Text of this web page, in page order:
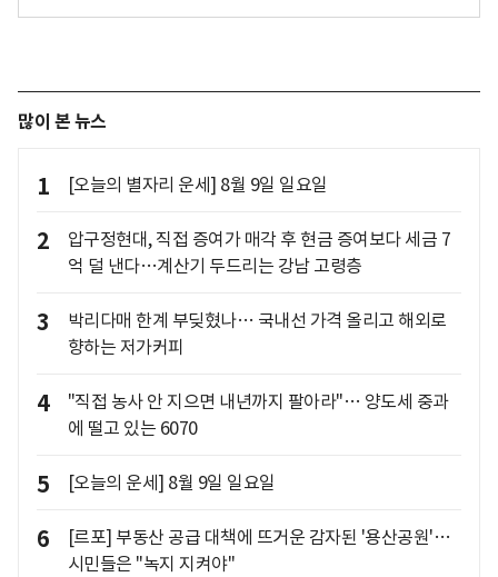
많이 본 뉴스
1 [오늘의 별자리 운세] 8월 9일 일요일
2
압구정현대, 직접 증여가 매각 후 현금 증여보다 세금 7
억 덜 낸다…계산기 두드리는 강남 고령층
3
박리다매 한계 부딪혔나… 국내선 가격 올리고 해외로
향하는 저가커피
4
"직접 농사 안 지으면 내년까지 팔아라"… 양도세 중과
에 떨고 있는 6070
5 [오늘의 운세] 8월 9일 일요일
6
[르포] 부동산 공급 대책에 뜨거운 감자된 '용산공원'…
시민들은 "녹지 지켜야"